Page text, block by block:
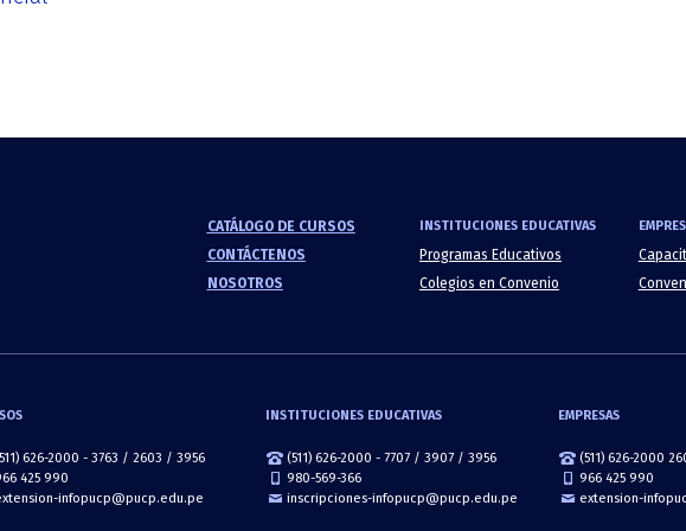
CATÁLOGO DE CURSOS
CONTÁCTENOS
NOSOTROS
INSTITUCIONES EDUCATIVAS
Programas Educativos
Colegios en Convenio
626-2000 - 3763 / 2603 / 3956
425 990
infopucp@pucp.edu.pe
INSTITUCIONES EDUCATIVAS
(511) 626-2000 - 7707 / 3907 / 3956
980-569-366
inscripciones-infopucp@pucp.edu.pe
EMPRESAS
(511) 626-2000
966 425 990
extension-